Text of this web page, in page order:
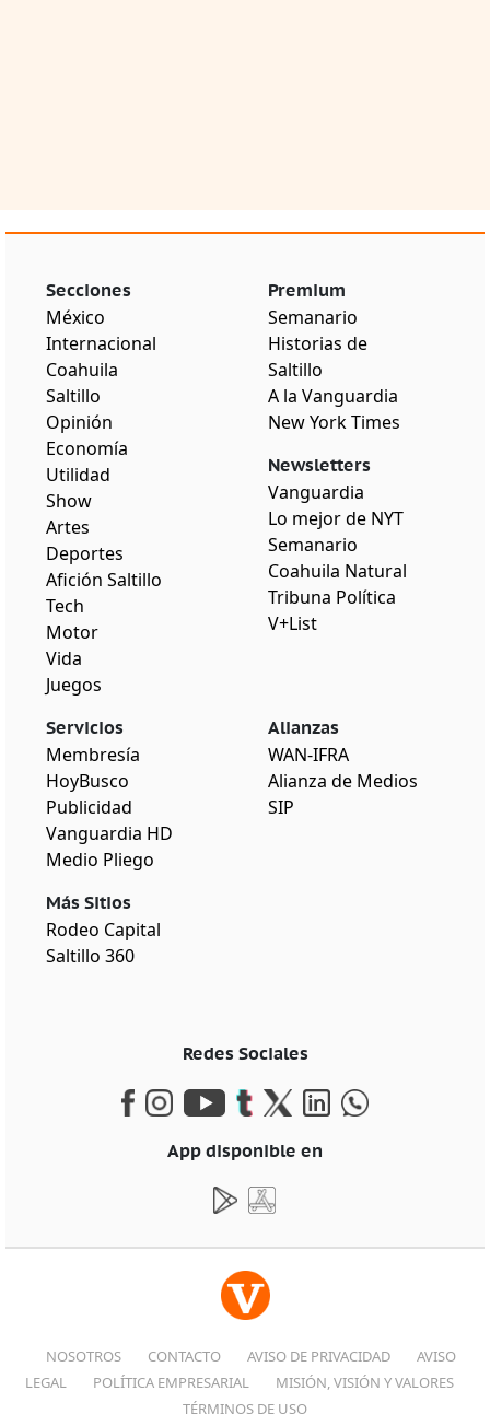
Secciones
México
Internacional
Coahuila
Saltillo
Opinión
Economía
Utilidad
Show
Artes
Deportes
Afición Saltillo
Tech
Motor
Vida
Juegos
Premium
Semanario
Historias de
Saltillo
A la Vanguardia
New York Times
Newsletters
Vanguardia
Lo mejor de NYT
Semanario
Coahuila Natural
Tribuna Política
V+List
Servicios
Membresía
HoyBusco
Publicidad
Vanguardia HD
Medio Pliego
Más Sitios
Rodeo Capital
Saltillo 360
Alianzas
WAN-IFRA
Alianza de Medios
SIP
Redes Sociales
App disponible en
NOSOTROS CONTACTO AVISO DE PRIVACIDAD
AVISO
LEGAL
POLÍTICA EMPRESARIAL
MISIÓN, VISIÓN Y VALORES
TÉRMINOS DE USO